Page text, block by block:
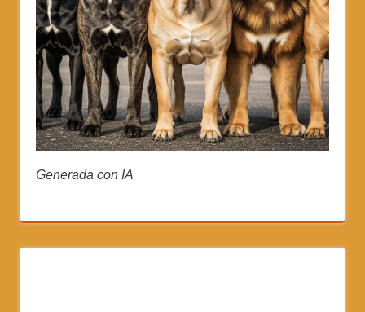
Generada con IA